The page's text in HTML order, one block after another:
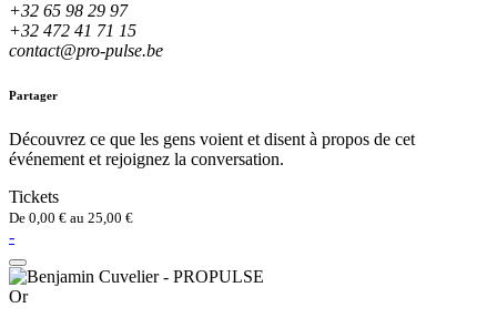
+32 65 98 29 97
+32 472 41 71 15
contact@pro-pulse.be
Partager
Découvrez ce que les gens voient et disent à propos de cet
événement et rejoignez la conversation.
Tickets
De 0,00 € au 25,00 €
-
Or